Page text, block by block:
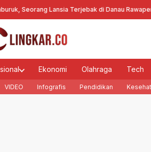
Seorang Lansia Terjebak di Danau Rawapening
Ekonomi Olahraga Tech
VIDEO Infografis Pendidikan